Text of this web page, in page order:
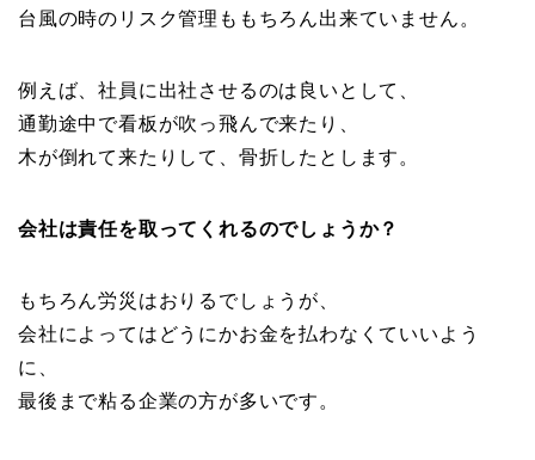
台風の時のリスク管理ももちろん出来ていません。
例えば、社員に出社させるのは良いとして、
通勤途中で看板が吹っ飛んで来たり、
木が倒れて来たりして、骨折したとします。
会社は責任を取ってくれるのでしょうか？
もちろん労災はおりるでしょうが、
会社によってはどうにかお金を払わなくていいよう
に、
最後まで粘る企業の方が多いです。